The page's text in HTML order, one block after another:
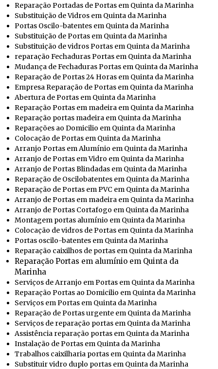
Reparação Portadas de Portas em Quinta da Marinha
Substituição de Vidros em Quinta da Marinha
Portas Oscilo-batentes em Quinta da Marinha
Substituição de Portas em Quinta da Marinha
Substituição de vidros Portas em Quinta da Marinha
reparação Fechaduras Portas em Quinta da Marinha
Mudança de Fechaduras Portas em Quinta da Marinha
Reparação de Portas 24 Horas em Quinta da Marinha
Empresa Reparação de Portas em Quinta da Marinha
Abertura de Portas em Quinta da Marinha
Reparação Portas em madeira em Quinta da Marinha
Reparação portas madeira em Quinta da Marinha
Reparações ao Domicilio em Quinta da Marinha
Colocação de Portas em Quinta da Marinha
Arranjo Portas em Alumínio em Quinta da Marinha
Arranjo de Portas em Vidro em Quinta da Marinha
Arranjo de Portas Blindadas em Quinta da Marinha
Reparação de Oscilobatentes em Quinta da Marinha
Reparação de Portas em PVC em Quinta da Marinha
Arranjo de Portas em madeira em Quinta da Marinha
Arranjo de Portas Cortafogo em Quinta da Marinha
Montagem portas alumínio em Quinta da Marinha
Colocação de vidros de Portas em Quinta da Marinha
Portas oscilo-batentes em Quinta da Marinha
Reparação caixilhos de portas em Quinta da Marinha
Reparação Portas em alumínio em Quinta da
Marinha
Serviços de Arranjo em Portas em Quinta da Marinha
Reparação Portas ao Domicilio em Quinta da Marinha
Serviços em Portas em Quinta da Marinha
Reparação de Portas urgente em Quinta da Marinha
Serviços de reparação portas em Quinta da Marinha
Assistência reparação portas em Quinta da Marinha
Instalação de Portas em Quinta da Marinha
Trabalhos caixilharia portas em Quinta da Marinha
Substituir vidro duplo portas em Quinta da Marinha